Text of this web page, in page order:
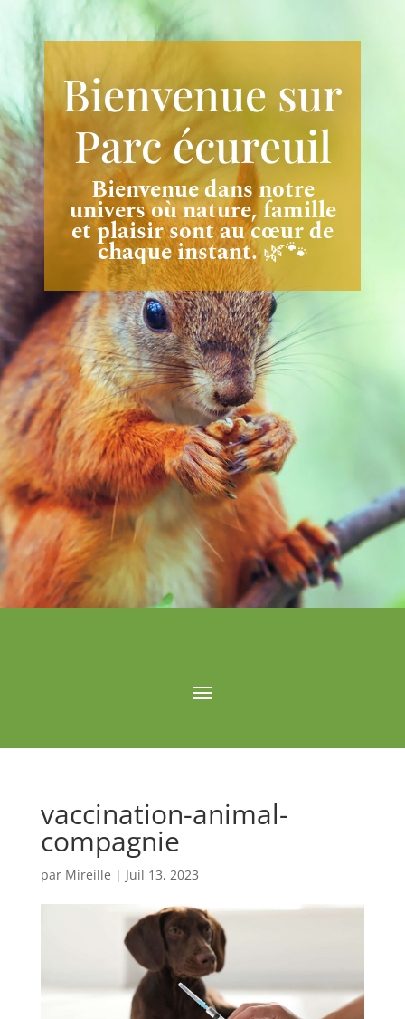
Bienvenue sur
Parc écureuil
Bienvenue dans notre
univers où nature, famille
et plaisir sont au cœur de
chaque instant.🌿🐾
vaccination-animal-
compagnie
par Mireille | Juil 13, 2023